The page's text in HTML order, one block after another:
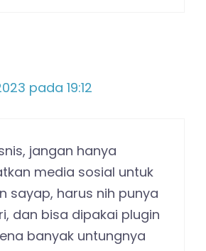
pada 19:12
jangan hanya
media sosial untuk
sayap, harus nih punya
dan bisa dipakai plugin
banyak untungnya